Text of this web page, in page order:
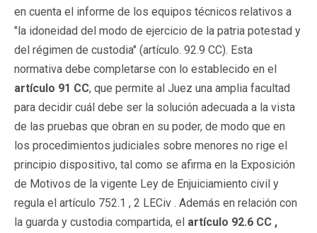
en cuenta el informe de los equipos técnicos relativos a
"la idoneidad del modo de ejercicio de la patria potestad y
del régimen de custodia" (artículo. 92.9 CC). Esta
normativa debe completarse con lo establecido en el
artículo 91 CC, que permite al Juez una amplia facultad
para decidir cuál debe ser la solución adecuada a la vista
de las pruebas que obran en su poder, de modo que en
los procedimientos judiciales sobre menores no rige el
principio dispositivo, tal como se afirma en la Exposición
de Motivos de la vigente Ley de Enjuiciamiento civil y
regula el artículo 752.1 , 2 LECiv . Además en relación con
la guarda y custodia compartida, el artículo 92.6 CC ,